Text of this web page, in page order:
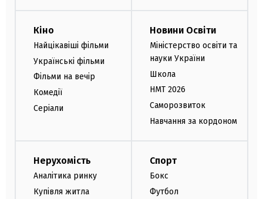
Кіно
Найцікавіші фільми
Українські фільми
Фільми на вечір
Комедії
Серіали
Новини Освіти
Міністерство освіти та
науки України
Школа
НМТ 2026
Саморозвиток
Навчання за кордоном
Нерухомість
Аналітика ринку
Купівля житла
Спорт
Бокс
Футбол